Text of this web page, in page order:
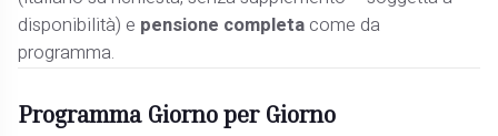
disponibilità) e pensione completacome da
programma.
Programma Giorno per Giorno